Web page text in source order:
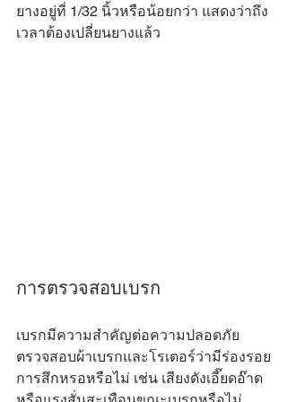
ยางอยู่ที่ 1/32 นิ้วหรือน้อยกว่า แสดงว่าถึง
เวลาต้องเปลี่ยนยางแล้ว
การตรวจสอบเบรก
เบรกมีความสำคัญต่อความปลอดภัย
ตรวจสอบผ้าเบรกและโรเตอร์ว่ามีร่องรอย
การสึกหรอหรือไม่ เช่น เสียงดังเอี๊ยดอ๊าด